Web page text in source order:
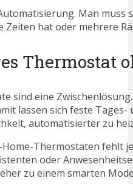
Man
hat oder mehrere
Thermostat
sind eine
lassen sich feste
automatisierter zu
Thermostaten fehlt
oder
zu einem smarten